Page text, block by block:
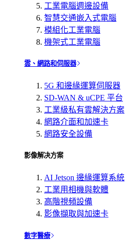
工業電腦週邊設備
智慧交通嵌入式電腦
模組化工業電腦
機架式工業電腦
雲、網路和伺服器
5G 和邊緣運算伺服器
SD-WAN & uCPE 平台
工業級私有雲解決方案
網路介面和加速卡
網路安全設備
影像解决方案
AI Jetson 邊緣運算系統
工業用相機與軟體
高階視頻設備
影像擷取與加速卡
數字醫療